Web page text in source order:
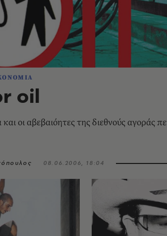
oil
οι αβεβαιόητες της διεθνούς αγοράς
08.06.2006, 18:04